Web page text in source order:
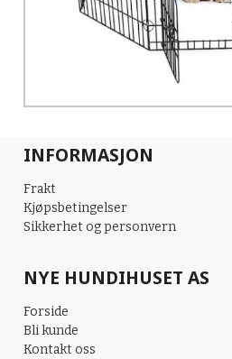
INFORMASJON
Frakt
Kjøpsbetingelser
Sikkerhet og personvern
NYE HUNDIHUSET AS
Forside
Bli kunde
Kontakt oss